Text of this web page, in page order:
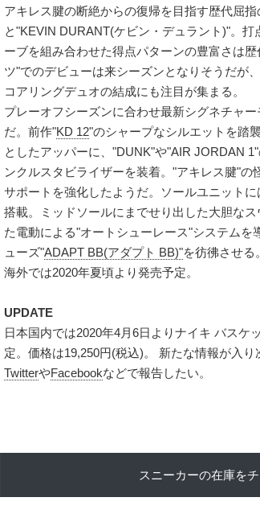
アキレス腱の断絶からの復帰を目指す歴代屈指
と"KEVIN DURANT(ケビン・デュラント)"。
ーブを組み合わせた得点パターンの豊富さは
ツ"でのデビューは来シーズンとなりそうだが
コアリングデュオの結成にも注目が集まる。
プレーオフシーズンに合わせ最新シグネチャ
だ。前作"KD 12"のシャープなシルエットを踏
としたアッパーに、"DUNK"や"AIR JORDAN
ンクルスタビライザーを装着。"アキレス腱"の
サポートを強化したようだ。ソールユニット
搭載。ミッドソールにまでせり出した大胆な
た電動による"オートシューレース"システムを
ューズ"ADAPT BB(アダプト BB)"を彷彿させる。
海外では2020年夏頃より発売予定。
UPDATE
日本国内では2020年4月6日よりナイキ バスケ
定。価格は19,250円(税込)。 新たな情報が入
TwitterやFacebookなどで報告したい。
スニーカーの在庫を